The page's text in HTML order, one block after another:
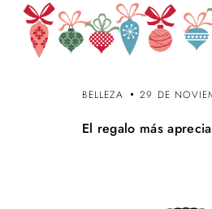
BELLEZA 29 DE
El regalo más